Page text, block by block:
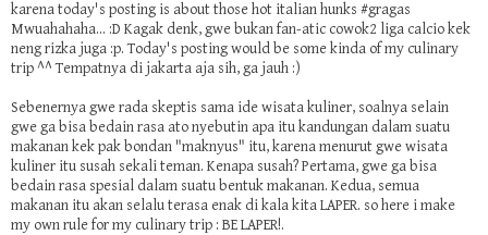
karena today's posting is about those hot italian hunks #gragas
Mwuahahaha... :D Kagak denk, gwe bukan fan-atic cowok2 liga calcio kek
neng rizka juga :p. Today's posting would be some kinda of my culinary
trip ^^ Tempatnya di jakarta aja sih, ga jauh :)
Sebenernya gwe rada skeptis sama ide wisata kuliner, soalnya selain
gwe ga bisa bedain rasa ato nyebutin apa itu kandungan dalam suatu
makanan kek pak bondan "maknyus" itu, karena menurut gwe wisata
kuliner itu susah sekali teman. Kenapa susah? Pertama, gwe ga bisa
bedain rasa spesial dalam suatu bentuk makanan. Kedua, semua
makanan itu akan selalu terasa enak di kala kita LAPER. so here i make
my own rule for my culinary trip : BE LAPER!.